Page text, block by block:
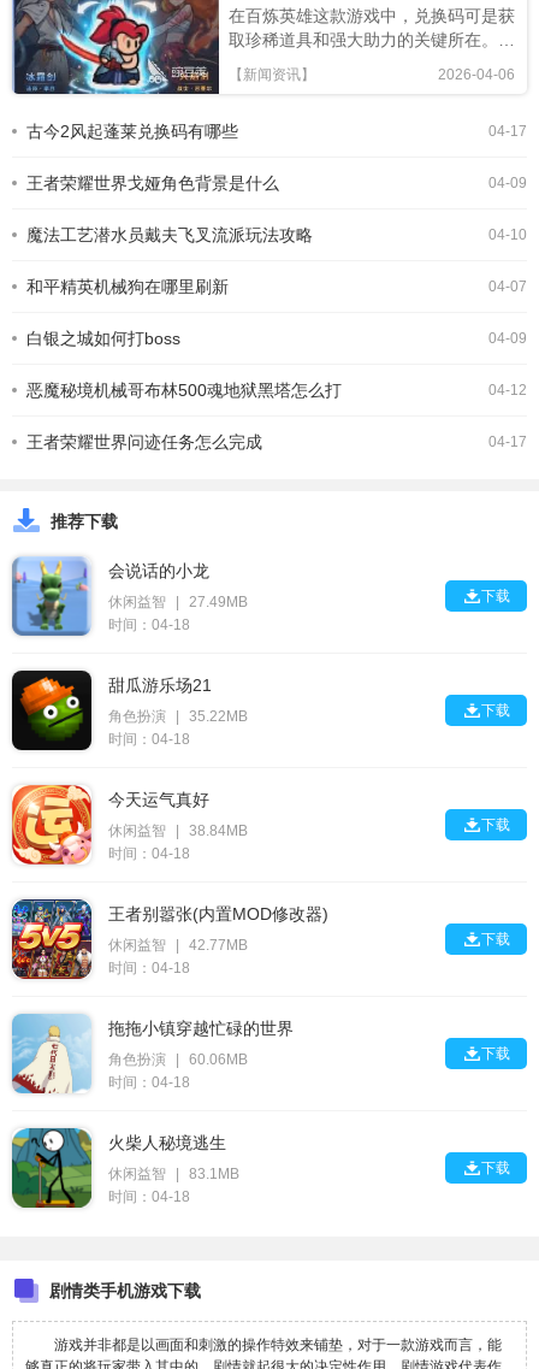
在百炼英雄这款游戏中，兑换码可是获
取珍稀道具和强大助力的关键所在。以
下为大家带来2026最新兑换码大全。
首先，要密切关注游戏官方渠道，如官
往会第一时间公布最新兑换码。
兑换
2026-04-06
【新闻资讯】
04-17
古今2风起蓬莱兑换码有哪些
04-09
王者荣耀世界戈娅角色背景是什么
04-10
魔法工艺潜水员戴夫飞叉流派玩法攻略
04-07
和平精英机械狗在哪里刷新
04-09
白银之城如何打boss
04-12
恶魔秘境机械哥布林500魂地狱黑塔怎么打
04-17
王者荣耀世界问迹任务怎么完成
推荐下载
会说话的小龙
休闲益智
27.49MB
时间：04-18
下载
甜瓜游乐场21
角色扮演
35.22MB
时间：04-18
下载
今天运气真好
休闲益智
38.84MB
时间：04-18
下载
王者别嚣张(内置MOD修改器)
休闲益智
42.77MB
时间：04-18
下载
拖拖小镇穿越忙碌的世界
角色扮演
60.06MB
时间：04-18
下载
火柴人秘境逃生
休闲益智
83.1MB
时间：04-18
下载
剧情类手机游戏下载
游戏并非都是以画面和刺激的操作特效来铺垫，对于一款游戏而言，能